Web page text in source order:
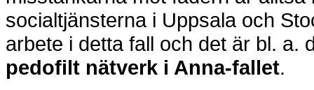
socialtjänsterna i Uppsala och
arbete i detta fall och det är bl. a.
pedofilt nätverk i Anna-fallet.